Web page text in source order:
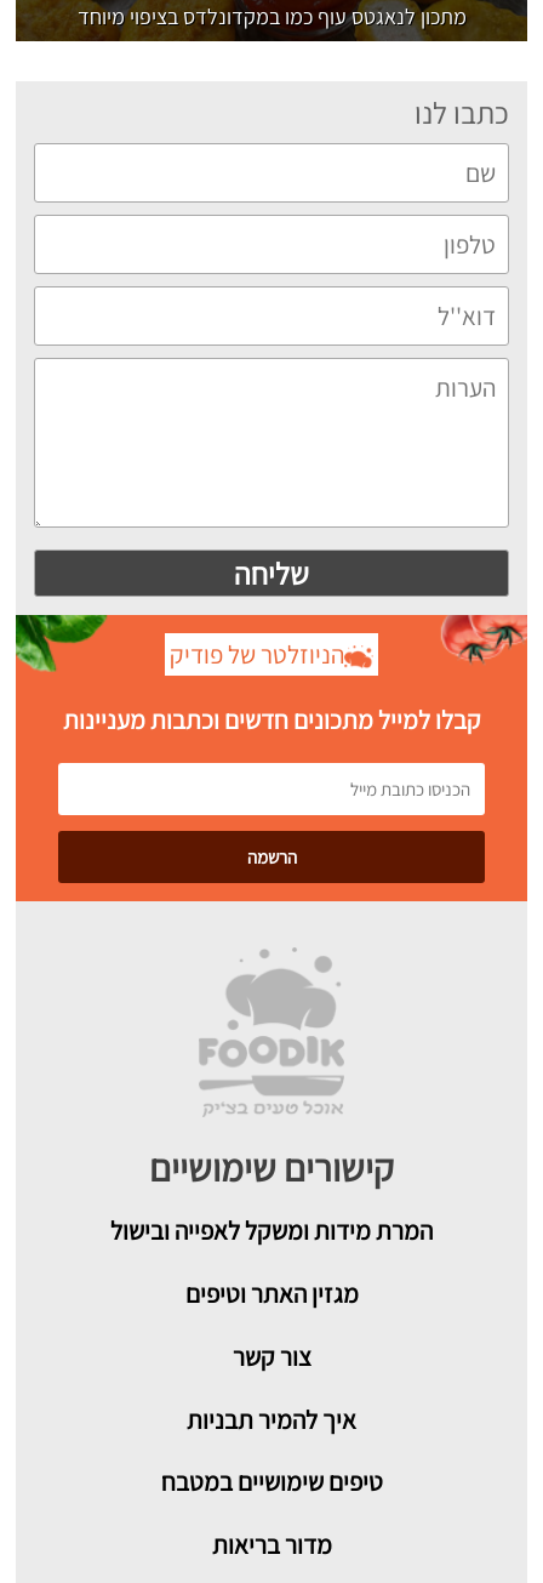
מתכון לנאגטס עוף כמו במקדונלדס בציפוי מיוחד
כתבו לנו
הניוזלטר של פודיק
קבלו למייל מתכונים חדשים וכתבות מעניינות
קישורים שימושיים
המרת מידות ומשקל לאפייה ובישול
מגזין האתר וטיפים
צור קשר
איך להמיר תבניות
טיפים שימושיים במטבח
מדור בריאות